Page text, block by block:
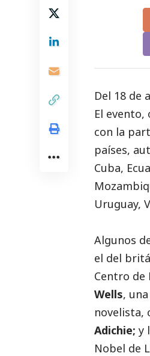
Del 18 de
El
con la
países,
Cuba,
Uruguay,
Algunos
el del
Centro de
Wells,
novelista,
Adichie; y
Nobel de